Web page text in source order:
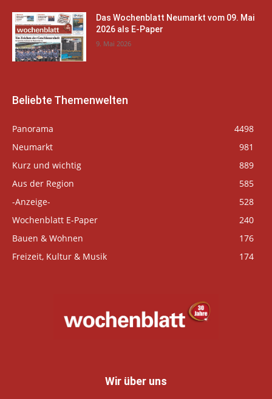
Das Wochenblatt Neumarkt vom 09. Mai
2026 als E-Paper
9. Mai 2026
Beliebte Themenwelten
Panorama
4498
Neumarkt
981
Kurz und wichtig
889
Aus der Region
585
-Anzeige-
528
Wochenblatt E-Paper
240
Bauen & Wohnen
176
Freizeit, Kultur & Musik
174
Wir über uns